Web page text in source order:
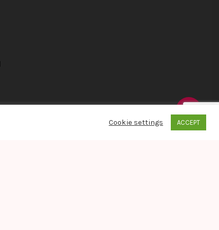
Cookie settings ACCEPT